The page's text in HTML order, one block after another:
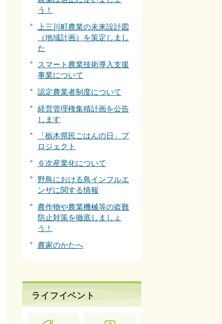
う！
上三川町農業の未来設計図
（地域計画）を策定しまし
た
スマート農業技術導入支援
事業について
認定農業者制度について
経営管理権集積計画を公告
します
「栃木県民ごはんの日」プ
ロジェクト
６次産業化について
野鳥における鳥インフルエ
ンザに関する情報
農作物や農業機械等の盗難
防止対策を徹底しましょ
う！
農家のかたへ
ライフイベント